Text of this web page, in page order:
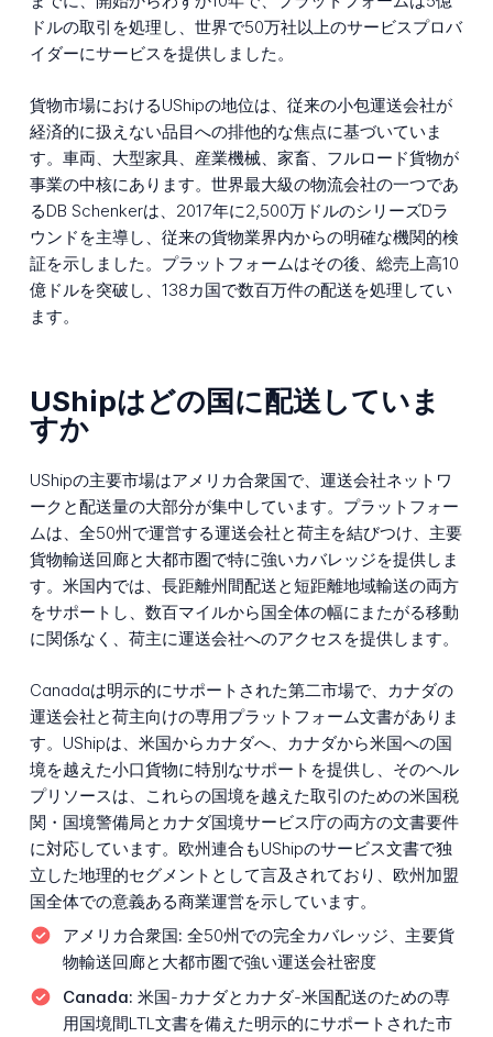
ドルの取引を処理し、世界で50万社以上のサービスプロバ
イダーにサービスを提供しました。
貨物市場におけるUShipの地位は、従来の小包運送会社が
経済的に扱えない品目への排他的な焦点に基づいていま
す。車両、大型家具、産業機械、家畜、フルロード貨物が
事業の中核にあります。世界最大級の物流会社の一つであ
るDB Schenkerは、2017年に2,500万ドルのシリーズDラ
ウンドを主導し、従来の貨物業界内からの明確な機関的検
証を示しました。プラットフォームはその後、総売上高10
億ドルを突破し、138カ国で数百万件の配送を処理してい
ます。
UShipはどの国に配送していま
すか
UShipの主要市場はアメリカ合衆国で、運送会社ネットワ
ークと配送量の大部分が集中しています。プラットフォー
ムは、全50州で運営する運送会社と荷主を結びつけ、主要
貨物輸送回廊と大都市圏で特に強いカバレッジを提供しま
す。米国内では、長距離州間配送と短距離地域輸送の両方
をサポートし、数百マイルから国全体の幅にまたがる移動
に関係なく、荷主に運送会社へのアクセスを提供します。
Canadaは明示的にサポートされた第二市場で、カナダの
運送会社と荷主向けの専用プラットフォーム文書がありま
す。UShipは、米国からカナダへ、カナダから米国への国
境を越えた小口貨物に特別なサポートを提供し、そのヘル
プリソースは、これらの国境を越えた取引のための米国税
関・国境警備局とカナダ国境サービス庁の両方の文書要件
に対応しています。欧州連合もUShipのサービス文書で独
立した地理的セグメントとして言及されており、欧州加盟
国全体での意義ある商業運営を示しています。
アメリカ合衆国: 全50州での完全カバレッジ、主要貨
物輸送回廊と大都市圏で強い運送会社密度
Canada: 米国-カナダとカナダ-米国配送のための専
用国境間LTL文書を備えた明示的にサポートされた市